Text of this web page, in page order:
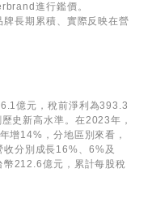
進行鑑價。
長期累積、實際反映在營
億元，稅前淨利為393.3
史新高水準。在2023年，
增14%，分地區別來看，
收分別成長16%、6%及
212.6億元，累計每股稅